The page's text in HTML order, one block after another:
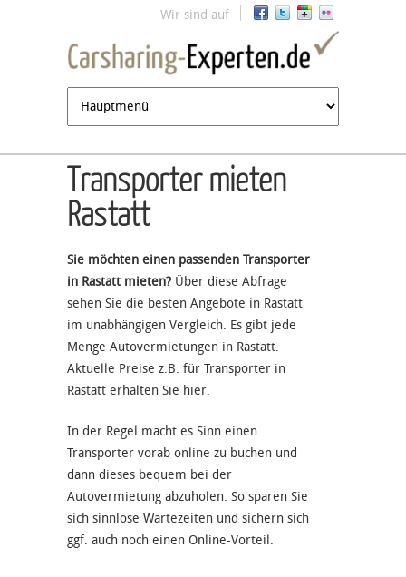
Jump to navigation
Wir sind auf
Transporter mieten
Rastatt
Sie möchten einen passenden Transporter
in Rastatt mieten? Über diese Abfrage
sehen Sie die besten Angebote in Rastatt
im unabhängigen Vergleich. Es gibt jede
Menge Autovermietungen in Rastatt.
Aktuelle Preise z.B. für Transporter in
Rastatt erhalten Sie hier.
In der Regel macht es Sinn einen
Transporter vorab online zu buchen und
dann dieses bequem bei der
Autovermietung abzuholen. So sparen Sie
sich sinnlose Wartezeiten und sichern sich
ggf. auch noch einen Online-Vorteil.